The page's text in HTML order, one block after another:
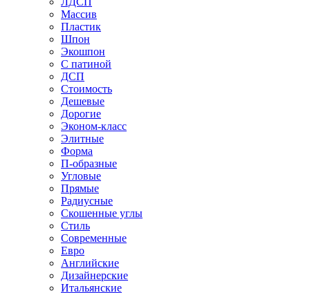
Массив
Пластик
Шпон
Экошпон
С патиной
ДСП
Стоимость
Дешевые
Дорогие
Эконом-класс
Элитные
Форма
П-образные
Угловые
Прямые
Радиусные
Скошенные углы
Стиль
Современные
Евро
Английские
Дизайнерские
Итальянские